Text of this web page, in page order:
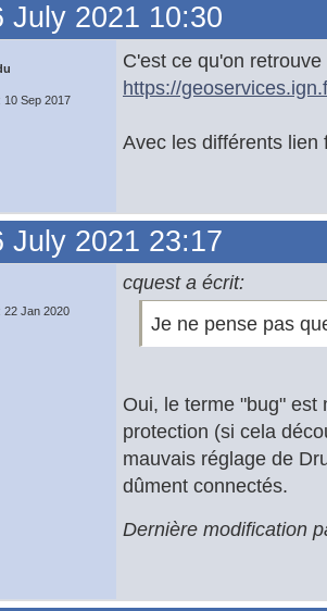
July 2021 10:30
10 Sep 2017
C'est ce qu'on
https://
Avec les différents lien
July 2021 23:17
22 Jan 2020
cquest a écrit:
Je ne pense pas
Oui, le terme "bug" est
protection (si cela
mauvais réglage de
dûment connectés.
Dernière modification